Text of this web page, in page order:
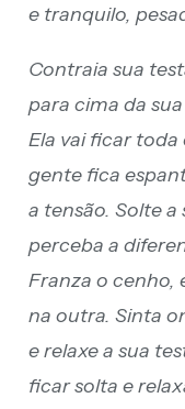
e tranquilo,
Contraia sua
para cima da
Ela vai ficar
gente fica
a tensão. Solte
perceba a
Franza o cenho,
na outra. Sinta
e relaxe a sua
ficar solta e